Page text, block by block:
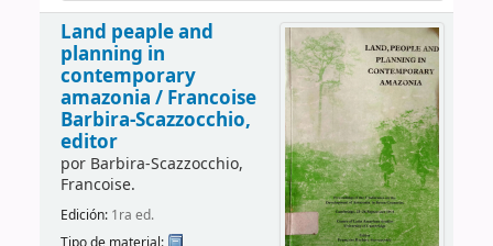
Land peaple and
planning in
contemporary
amazonia / Francoise
Barbira-Scazzocchio,
editor
por Barbira-Scazzocchio,
Francoise.
Edición: 1ra ed.